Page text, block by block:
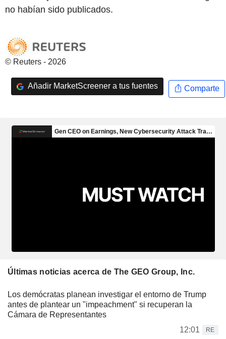
no habían sido publicados.
© Reuters - 2026
Añadir MarketScreener a tus fuentes Comparte
Últimas noticias acerca de The GEO Group, Inc.
Los demócratas planean investigar el entorno de Trump
antes de plantear un "impeachment" si recuperan la
Cámara de Representantes
12:01
RE